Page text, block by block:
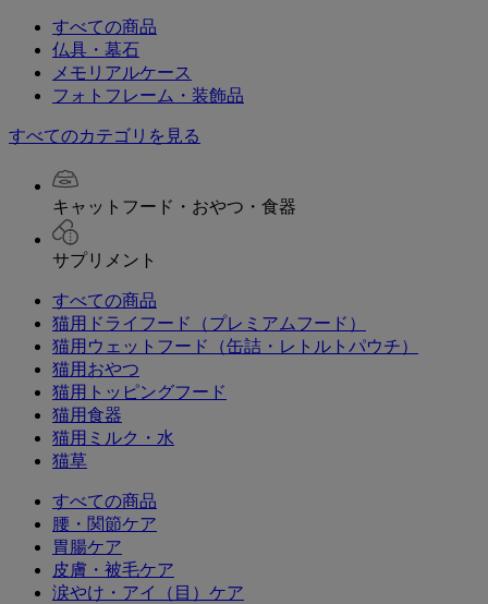
すべての商品
仏具・墓石
メモリアルケース
フォトフレーム・装飾品
すべてのカテゴリを見る
キャットフード・おやつ・食器
サプリメント
すべての商品
猫用ドライフード（プレミアムフード）
猫用ウェットフード（缶詰・レトルトパウチ）
猫用おやつ
猫用トッピングフード
猫用食器
猫用ミルク・水
猫草
すべての商品
腰・関節ケア
胃腸ケア
皮膚・被毛ケア
涙やけ・アイ（目）ケア